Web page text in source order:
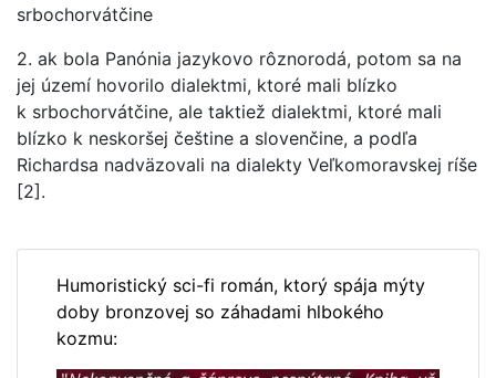
srbochorvátčine
2. ak bola Panónia jazykovo rôznorodá, potom sa na
jej území hovorilo dialektmi, ktoré mali blízko
k srbochorvátčine, ale taktiež dialektmi, ktoré mali
blízko k neskoršej češtine a slovenčine, a podľa
Richardsa nadväzovali na dialekty Veľkomoravskej ríše
[2].
Humoristický sci-fi román, ktorý spája mýty
doby bronzovej so záhadami hlbokého
kozmu: